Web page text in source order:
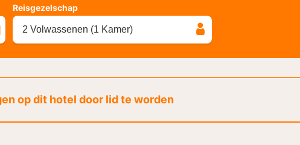
Reisgezelschap
2 Volwassenen (1 Kamer)
op dit hotel door lid te worden